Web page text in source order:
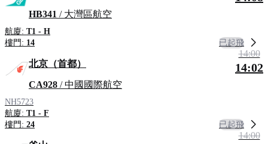
HB341 / 大灣區航空
航廈: T1 - H
樓門: 14 已起飛
北京（首都）
CA928 / 中國國際航空
NH5723
航廈: T1 - F
樓門: 24
14:00
14:02
已起飛
14:00